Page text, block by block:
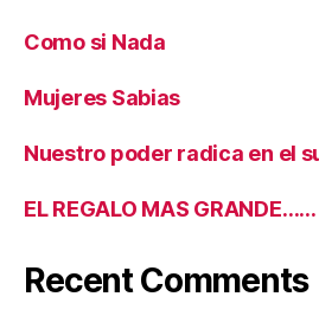
Como si Nada
Mujeres Sabias
Nuestro poder radica en el
EL REGALO MAS GRANDE……
Recent Comments